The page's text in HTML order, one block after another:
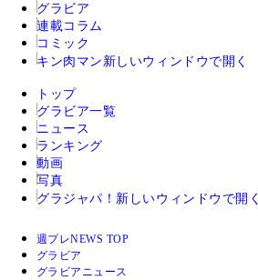
グラビア
連載コラム
コミック
キン肉マン 新しいウィンドウで開く
トップ
グラビア一覧
ニュース
ランキング
動画
写真
グラジャパ！ 新しいウィンドウで開く
週プレNEWS TOP
グラビア
グラビアニュース